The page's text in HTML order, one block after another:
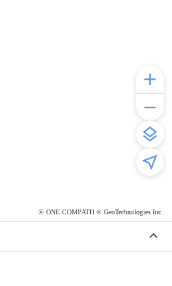
© ONE COMPATH © GeoTechnologies Inc.